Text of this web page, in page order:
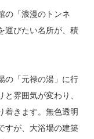
の「浪漫のトンネ
運びたい名所が、積
の「元禄の湯」に行
雰囲気が変わり、
着きます。無色透明
すが、大浴場の建築